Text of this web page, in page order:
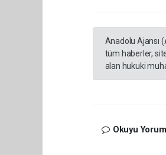
Anadolu Ajansı
tüm haberler,
alan hukuki
Okuyu